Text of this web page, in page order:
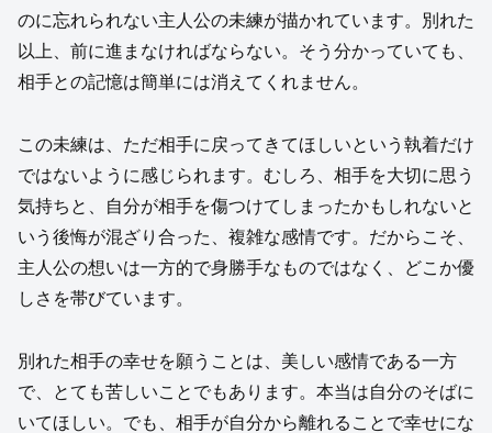
のに忘れられない主人公の未練が描かれています。別れた
以上、前に進まなければならない。そう分かっていても、
相手との記憶は簡単には消えてくれません。
この未練は、ただ相手に戻ってきてほしいという執着だけ
ではないように感じられます。むしろ、相手を大切に思う
気持ちと、自分が相手を傷つけてしまったかもしれないと
いう後悔が混ざり合った、複雑な感情です。だからこそ、
主人公の想いは一方的で身勝手なものではなく、どこか優
しさを帯びています。
別れた相手の幸せを願うことは、美しい感情である一方
で、とても苦しいことでもあります。本当は自分のそばに
いてほしい。でも、相手が自分から離れることで幸せにな